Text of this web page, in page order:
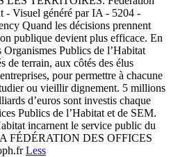
- Visuel généré par IA - 5204 -
Quand les décisions prennent
publique devient plus efficace. En
Publics de l’Habitat
de terrain, aux côtés des élus
pour permettre à chacune
ou vieillir dignement. 5 millions
d’euros sont investis chaque
Publics de l’Habitat et de SEM.
incarnent le service public du
FÉDÉRATION DES OFFICES
Less